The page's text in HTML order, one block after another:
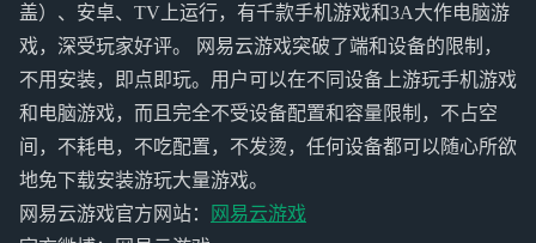
盖）、安卓、TV上运行，有千款手机游戏和3A大作电脑游
戏，深受玩家好评。 网易云游戏突破了端和设备的限制，
不用安装，即点即玩。用户可以在不同设备上游玩手机游戏
和电脑游戏，而且完全不受设备配置和容量限制，不占空
间，不耗电，不吃配置，不发烫，任何设备都可以随心所欲
地免下载安装游玩大量游戏。
网易云游戏官方网站：
网易云游戏